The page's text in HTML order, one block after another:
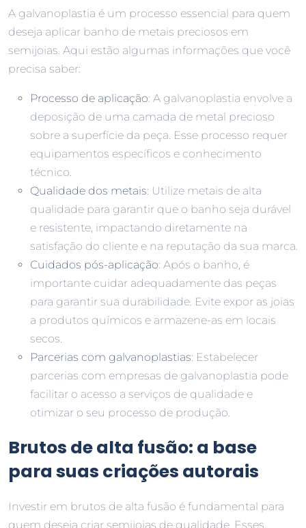
A galvanoplastia é um processo essencial para quem
deseja aplicar banho de metais preciosos em
semijoias. Aqui estão algumas informações que você
precisa saber:
Processo de aplicação: A galvanoplastia envolve a
deposição de uma camada de metal precioso
sobre a superfície da peça. Esse processo requer
equipamentos específicos e conhecimento
técnico.
Qualidade dos metais: Utilize metais de alta
qualidade para garantir que o banho seja durável
e resistente, impactando diretamente na
satisfação do cliente e na reputação da sua marca.
Cuidados pós-aplicação: Após o banho, é
importante cuidar adequadamente das peças
para garantir sua durabilidade. Evite expor as joias
a produtos químicos e armazene-as em locais
secos.
Parcerias com galvanoplastias: Estabelecer
parcerias com empresas de galvanoplastia pode
facilitar o acesso a serviços de qualidade e
otimizar o seu processo de produção.
Brutos de alta fusão: a base
para suas criações autorais
Investir em brutos de alta fusão é fundamental para
quem deseja criar semijoias de qualidade. Esses